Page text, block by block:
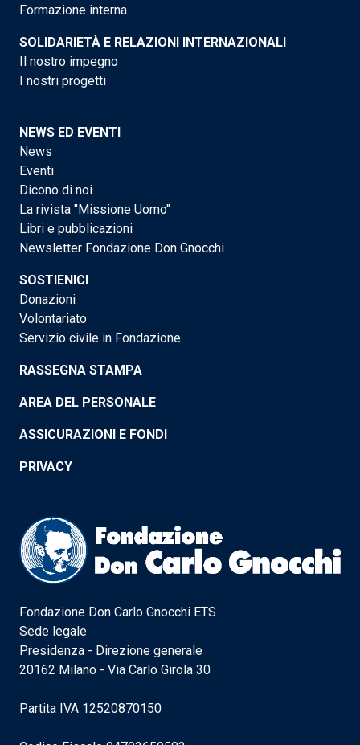
Formazione interna
SOLIDARIETÀ E RELAZIONI INTERNAZIONALI
Il nostro impegno
I nostri progetti
NEWS ED EVENTI
News
Eventi
Dicono di noi...
La rivista "Missione Uomo"
Libri e pubblicazioni
Newsletter Fondazione Don Gnocchi
SOSTIENICI
Donazioni
Volontariato
Servizio civile in Fondazione
RASSEGNA STAMPA
AREA DEL PERSONALE
ASSICURAZIONI E FONDI
PRIVACY
Fondazione Don Carlo Gnocchi ETS
Sede legale
Presidenza - Direzione generale
20162 Milano - Via Carlo Girola 30
Partita IVA 12520870150